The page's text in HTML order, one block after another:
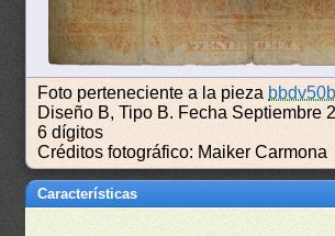
Foto perteneciente a la pieza
Diseño B, Tipo B. Fecha Septiembre
6 dígitos
Créditos fotográfico: Maiker Carmona
Características